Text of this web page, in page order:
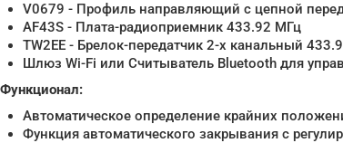
V0679 - Профиль направляющий с цепной
AF43S - Плата-радиоприемник 433.92 МГц
TW2EE - Брелок-передатчик 2-х канальный
Шлюз Wi-Fi или Считыватель Bluetooth для
Функционал:
Автоматическое определение крайних
Функция автоматического закрывания с